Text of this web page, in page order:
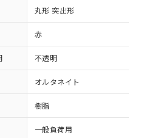
丸形 突出形
赤
不透明
オルタネイト
樹脂
一般負荷用